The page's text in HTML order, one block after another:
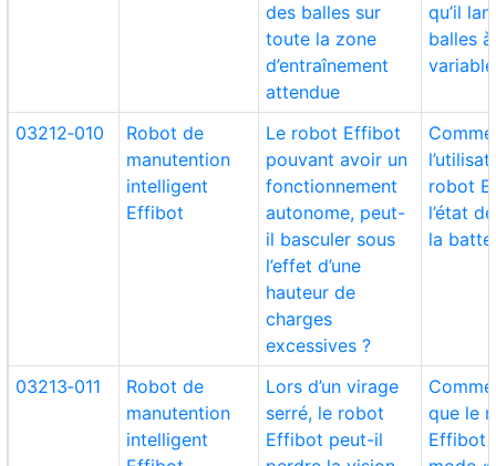
des balles sur
toute la zone
d’entraînement
attendue
qu’il
balles
variable
03212‑010
Robot de
manutention
intelligent
Effibot
Le robot Effibot
pouvant avoir un
fonctionnement
autonome, peut-
il basculer sous
l’effet d’une
hauteur de
charges
excessives ?
robot
l’état
la
03213‑011
Robot de
manutention
intelligent
Lors d’un virage
serré, le robot
Effibot peut-il
que le
Effibot